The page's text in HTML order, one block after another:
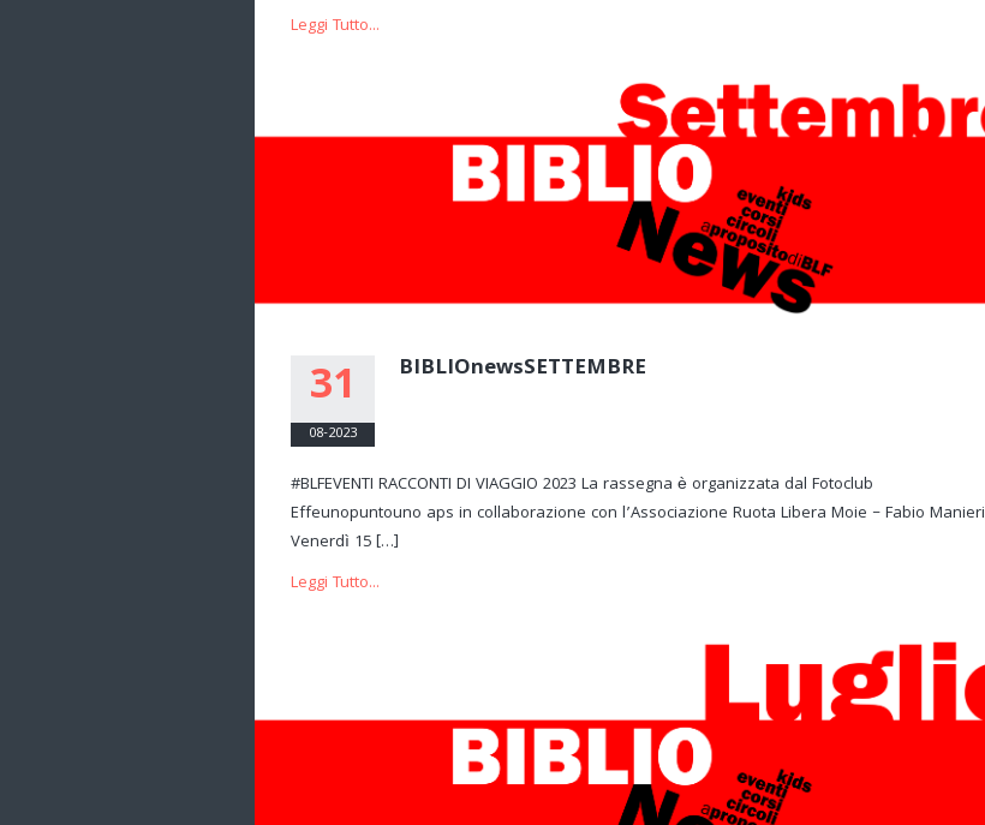
Leggi Tutto...
31
08-2023
BIBLIOnewsSETTEMBRE
#BLFEVENTI RACCONTI DI VIAGGIO 2023 La rassegna è organizzata dal Fotoclub
Effeunopuntouno aps in collaborazione con l’Associazione Ruota Libera Moie – Fabio Manieri
Venerdì 15 […]
Leggi Tutto...